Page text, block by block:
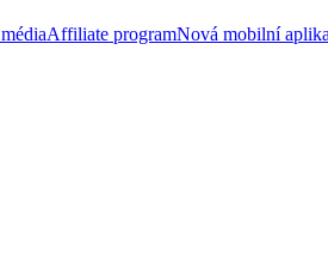
Affiliate programNová mobilní